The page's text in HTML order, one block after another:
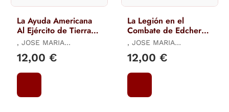
La Ayuda Americana
Al Ejército de Tierra
Español. (1954-1963)
(Parte 1)
, JOSE MARIA
LUCAS MOLINA FRANCO
12,00 €
La Legión en el
Combate de Edchera.
Ifni-Sáhara 1958.
, JOSE MARIA
LUCAS MOLINA FRANCO
12,00 €